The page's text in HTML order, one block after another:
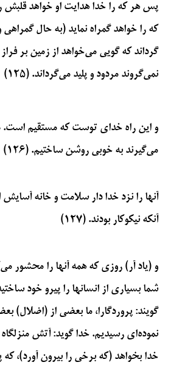
پس هر که را خدا هدایت او خواهد قلبش
که را خواهد گمراه نماید (به حال
گرداند که گویی می‌خواهد از زمین بر
نمی‌گروند مردود و پلید می‌گرداند. (۱۲۵)
و این راه خدای توست که مستقیم است.
می‌گیرند به خوبی روشن ساختیم. (۱۲۶)
آنها را نزد خدا دار سلامت و خانه
آنکه نیکوکار بودند. (۱۲۷)
و (یاد آر) روزی که همه آنها را محشور
شما بسیاری از انسانها را پیرو خود
گویند: پروردگارا، ما بعضی از (اضلال)
نموده‌ای رسیدیم. خدا گوید: آتش
خدا بخواهد (که برخی را بیرون آورد)، که